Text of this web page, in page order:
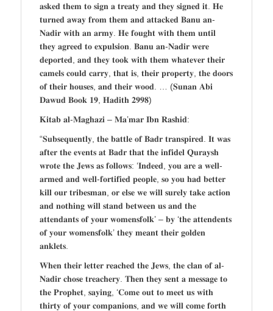
𝐚𝐬𝐤𝐞𝐝 𝐭𝐡𝐞𝐦 𝐭𝐨 𝐬𝐢𝐠𝐧 𝐚 𝐭𝐫𝐞𝐚𝐭𝐲 𝐚𝐧𝐝 𝐭𝐡𝐞𝐲 𝐬𝐢𝐠𝐧𝐞𝐝 𝐢𝐭. 𝐇𝐞
𝐭𝐮𝐫𝐧𝐞𝐝 𝐚𝐰𝐚𝐲 𝐟𝐫𝐨𝐦 𝐭𝐡𝐞𝐦 𝐚𝐧𝐝 𝐚𝐭𝐭𝐚𝐜𝐤𝐞𝐝 𝐁𝐚𝐧𝐮 𝐚𝐧-
𝐍𝐚𝐝𝐢𝐫 𝐰𝐢𝐭𝐡 𝐚𝐧 𝐚𝐫𝐦𝐲. 𝐇𝐞 𝐟𝐨𝐮𝐠𝐡𝐭 𝐰𝐢𝐭𝐡 𝐭𝐡𝐞𝐦 𝐮𝐧𝐭𝐢𝐥
𝐭𝐡𝐞𝐲 𝐚𝐠𝐫𝐞𝐞𝐝 𝐭𝐨 𝐞𝐱𝐩𝐮𝐥𝐬𝐢𝐨𝐧. 𝐁𝐚𝐧𝐮 𝐚𝐧-𝐍𝐚𝐝𝐢𝐫 𝐰𝐞𝐫𝐞
𝐝𝐞𝐩𝐨𝐫𝐭𝐞𝐝, 𝐚𝐧𝐝 𝐭𝐡𝐞𝐲 𝐭𝐨𝐨𝐤 𝐰𝐢𝐭𝐡 𝐭𝐡𝐞𝐦 𝐰𝐡𝐚𝐭𝐞𝐯𝐞𝐫 𝐭𝐡𝐞𝐢𝐫
𝐜𝐚𝐦𝐞𝐥𝐬 𝐜𝐨𝐮𝐥𝐝 𝐜𝐚𝐫𝐫𝐲, 𝐭𝐡𝐚𝐭 𝐢𝐬, 𝐭𝐡𝐞𝐢𝐫 𝐩𝐫𝐨𝐩𝐞𝐫𝐭𝐲, 𝐭𝐡𝐞 𝐝𝐨𝐨𝐫𝐬
𝐨𝐟 𝐭𝐡𝐞𝐢𝐫 𝐡𝐨𝐮𝐬𝐞𝐬, 𝐚𝐧𝐝 𝐭𝐡𝐞𝐢𝐫 𝐰𝐨𝐨𝐝. … (𝐒𝐮𝐧𝐚𝐧 𝐀𝐛𝐢
𝐃𝐚𝐰𝐮𝐝 𝐁𝐨𝐨𝐤 𝟏𝟗, 𝐇𝐚𝐝𝐢𝐭𝐡 𝟐𝟗𝟗𝟖)
𝐊𝐢𝐭𝐚𝐛 𝐚𝐥-𝐌𝐚𝐠𝐡𝐚𝐳𝐢 – 𝐌𝐚’𝐦𝐚𝐫 𝐈𝐛𝐧 𝐑𝐚𝐬𝐡𝐢𝐝:
“𝐒𝐮𝐛𝐬𝐞𝐪𝐮𝐞𝐧𝐭𝐥𝐲, 𝐭𝐡𝐞 𝐛𝐚𝐭𝐭𝐥𝐞 𝐨𝐟 𝐁𝐚𝐝𝐫 𝐭𝐫𝐚𝐧𝐬𝐩𝐢𝐫𝐞𝐝. 𝐈𝐭 𝐰𝐚𝐬
𝐚𝐟𝐭𝐞𝐫 𝐭𝐡𝐞 𝐞𝐯𝐞𝐧𝐭𝐬 𝐚𝐭 𝐁𝐚𝐝𝐫 𝐭𝐡𝐚𝐭 𝐭𝐡𝐞 𝐢𝐧𝐟𝐢𝐝𝐞𝐥 𝐐𝐮𝐫𝐚𝐲𝐬𝐡
𝐰𝐫𝐨𝐭𝐞 𝐭𝐡𝐞 𝐉𝐞𝐰𝐬 𝐚𝐬 𝐟𝐨𝐥𝐥𝐨𝐰𝐬: ‘𝐈𝐧𝐝𝐞𝐞𝐝, 𝐲𝐨𝐮 𝐚𝐫𝐞 𝐚 𝐰𝐞𝐥𝐥-
𝐚𝐫𝐦𝐞𝐝 𝐚𝐧𝐝 𝐰𝐞𝐥𝐥-𝐟𝐨𝐫𝐭𝐢𝐟𝐢𝐞𝐝 𝐩𝐞𝐨𝐩𝐥𝐞, 𝐬𝐨 𝐲𝐨𝐮 𝐡𝐚𝐝 𝐛𝐞𝐭𝐭𝐞𝐫
𝐤𝐢𝐥𝐥 𝐨𝐮𝐫 𝐭𝐫𝐢𝐛𝐞𝐬𝐦𝐚𝐧, 𝐨𝐫 𝐞𝐥𝐬𝐞 𝐰𝐞 𝐰𝐢𝐥𝐥 𝐬𝐮𝐫𝐞𝐥𝐲 𝐭𝐚𝐤𝐞 𝐚𝐜𝐭𝐢𝐨𝐧
𝐚𝐧𝐝 𝐧𝐨𝐭𝐡𝐢𝐧𝐠 𝐰𝐢𝐥𝐥 𝐬𝐭𝐚𝐧𝐝 𝐛𝐞𝐭𝐰𝐞𝐞𝐧 𝐮𝐬 𝐚𝐧𝐝 𝐭𝐡𝐞
𝐚𝐭𝐭𝐞𝐧𝐝𝐚𝐧𝐭𝐬 𝐨𝐟 𝐲𝐨𝐮𝐫 𝐰𝐨𝐦𝐞𝐧𝐬𝐟𝐨𝐥𝐤’ – 𝐛𝐲 ‘𝐭𝐡𝐞 𝐚𝐭𝐭𝐞𝐧𝐝𝐞𝐧𝐭𝐬
𝐨𝐟 𝐲𝐨𝐮𝐫 𝐰𝐨𝐦𝐞𝐧𝐬𝐟𝐨𝐥𝐤’ 𝐭𝐡𝐞𝐲 𝐦𝐞𝐚𝐧𝐭 𝐭𝐡𝐞𝐢𝐫 𝐠𝐨𝐥𝐝𝐞𝐧
𝐚𝐧𝐤𝐥𝐞𝐭𝐬.
𝐖𝐡𝐞𝐧 𝐭𝐡𝐞𝐢𝐫 𝐥𝐞𝐭𝐭𝐞𝐫 𝐫𝐞𝐚𝐜𝐡𝐞𝐝 𝐭𝐡𝐞 𝐉𝐞𝐰𝐬, 𝐭𝐡𝐞 𝐜𝐥𝐚𝐧 𝐨𝐟 𝐚𝐥-
𝐍𝐚𝐝𝐢𝐫 𝐜𝐡𝐨𝐬𝐞 𝐭𝐫𝐞𝐚𝐜𝐡𝐞𝐫𝐲. 𝐓𝐡𝐞𝐧 𝐭𝐡𝐞𝐲 𝐬𝐞𝐧𝐭 𝐚 𝐦𝐞𝐬𝐬𝐚𝐠𝐞 𝐭𝐨
𝐭𝐡𝐞 𝐏𝐫𝐨𝐩𝐡𝐞𝐭, 𝐬𝐚𝐲𝐢𝐧𝐠, ‘𝐂𝐨𝐦𝐞 𝐨𝐮𝐭 𝐭𝐨 𝐦𝐞𝐞𝐭 𝐮𝐬 𝐰𝐢𝐭𝐡
𝐭𝐡𝐢𝐫𝐭𝐲 𝐨𝐟 𝐲𝐨𝐮𝐫 𝐜𝐨𝐦𝐩𝐚𝐧𝐢𝐨𝐧𝐬, 𝐚𝐧𝐝 𝐰𝐞 𝐰𝐢𝐥𝐥 𝐜𝐨𝐦𝐞 𝐟𝐨𝐫𝐭𝐡